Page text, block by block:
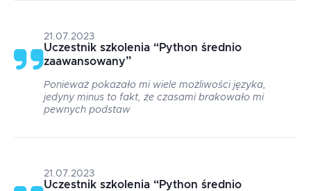
21.07.2023
Uczestnik szkolenia “Python średnio
zaawansowany”
Ponieważ pokazało mi wiele możliwości języka,
jedyny minus to fakt, że czasami brakowało mi
pewnych podstaw
21.07.2023
Uczestnik szkolenia “Python średnio